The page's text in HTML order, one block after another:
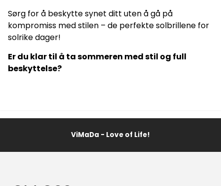
Sørg for å beskytte synet ditt uten å gå på
kompromiss med stilen – de perfekte solbrillene for
solrike dager!
Er du klar til å ta sommeren med stil og full
beskyttelse?
ViMaDa - Love of Life!